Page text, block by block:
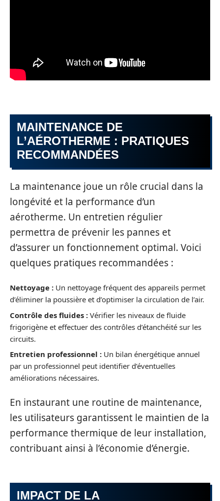
MAINTENANCE DE
L’AÉROTHERME : PRATIQUES
RECOMMANDÉES
La maintenance joue un rôle crucial dans la
longévité et la performance d’un
aérotherme. Un entretien régulier
permettra de prévenir les pannes et
d’assurer un fonctionnement optimal. Voici
quelques pratiques recommandées :
Nettoyage : Un nettoyage fréquent des appareils permet
d’éliminer la poussière et d’optimiser la circulation de l’air.
Contrôle des fluides : Vérifier les niveaux de fluide
frigorigène et effectuer des contrôles d’étanchéité sur les
circuits.
Entretien professionnel : Un bilan énergétique annuel
par un professionnel peut identifier d’éventuelles
améliorations nécessaires.
En instaurant une routine de maintenance,
les utilisateurs garantissent le maintien de la
performance thermique de leur installation,
contribuant ainsi à l’économie d’énergie.
IMPACT DE LA